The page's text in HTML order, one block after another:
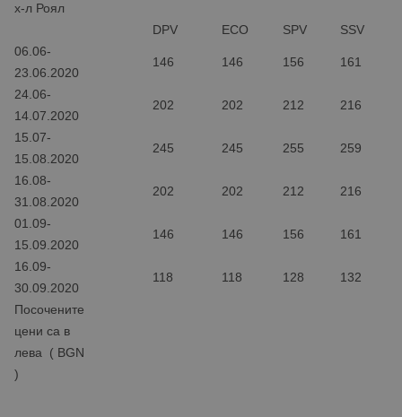
х-л Роял
DPV
ECO SPV
SSV
06.06-
23.06.2020
146 146 156 161
24.06-
14.07.2020
202 202 212 216
15.07-
15.08.2020
245 245 255 259
16.08-
31.08.2020
202 202 212 216
01.09-
15.09.2020
146 146 156 161
16.09-
30.09.2020
118 118 128 132
Посочените
цени са в
лева ( BGN
)